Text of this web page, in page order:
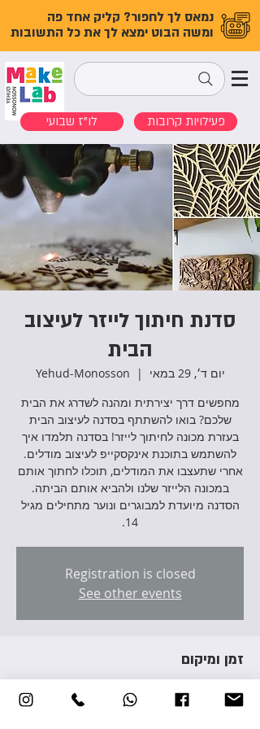
נמאס לך לחפור? קליק אחד פה
ומשה הבוט ימצא לך את כל התשובות
לו"ז שבועי פעילויות קרובות
סדנת חיתוך לייזר לעיצוב
הבית
יום ד׳, 29 במאי
  |
Yehud-Monosson
מחפשים דרך יצירתית ומהנה לשדרג את הבית
שלכם? בואו להשתתף בסדנה לעיצוב הבית
בעזרת מכונה לחיתוך לייזר! בסדנה תלמדו איך
להשתמש בתוכנת אינקסקייפ לעיצוב מודלים.
אחרי שתעצבו את המודלים, תוכלו לחתוך אותם
במכונה הלייזר שלנו ולהביא אותם הביתה.
הסדנה מיועדת למבוגרים ונוער מתחילים מגיל
14.
Registration is closed
See other events
זמן ומיקום
29 במאי 2024, 10:00 – 13:00
Yehud-Monosson, Avraham Giron St 3,